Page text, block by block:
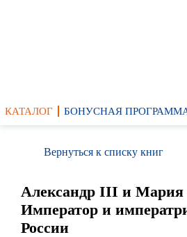
КАТАЛОГ БОНУСНАЯ
Вернуться к списку книг
Александр III и Мария
Император и
России